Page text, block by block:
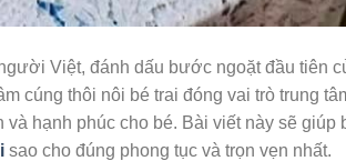
Việt, đánh dấu bước ngoặt đầu tiên
cúng thôi nôi bé trai đóng vai trò trung
hạnh phúc cho bé. Bài viết này sẽ giúp
sao cho đúng phong tục và trọn vẹn nhất.